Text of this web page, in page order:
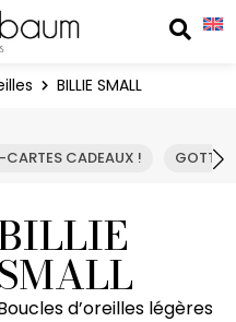
BILLIE SMALL
CARTES CADEAUX ! GOTTA
d’oreilles légères